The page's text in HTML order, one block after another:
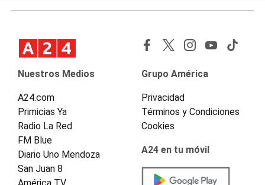
Nuestros Medios
A24.com
Primicias Ya
Radio La Red
FM Blue
Diario Uno Mendoza
San Juan 8
Grupo América
Privacidad
Términos y Condiciones
Cookies
A24 en tu móvil